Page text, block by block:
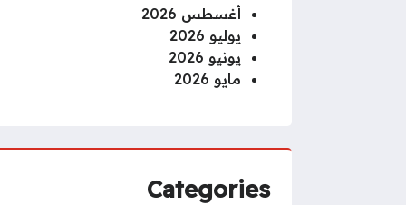
أغسطس 2026
يوليو 2026
يونيو 2026
مايو 2026
Categories